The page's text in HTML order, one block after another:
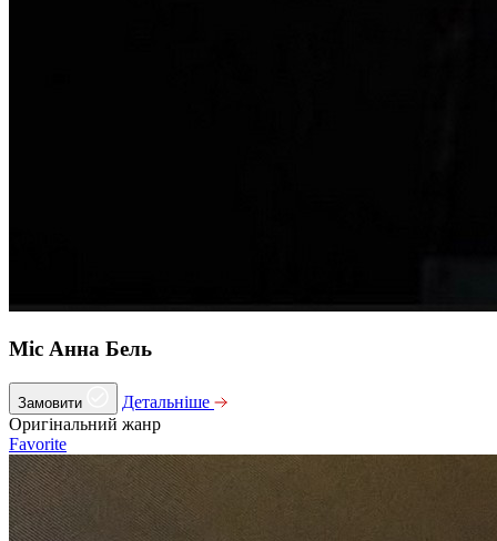
Міс Анна Бель
Замовити
Детальніше
Оригінальний жанр
Favorite